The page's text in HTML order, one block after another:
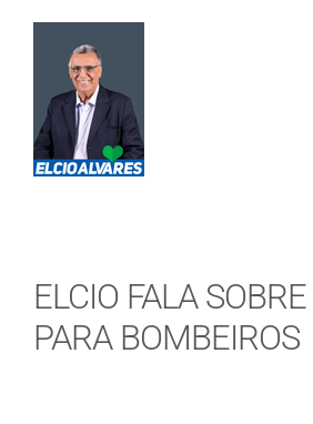
conteúdo
ELCIO FALA
PARA BOMBEIROS